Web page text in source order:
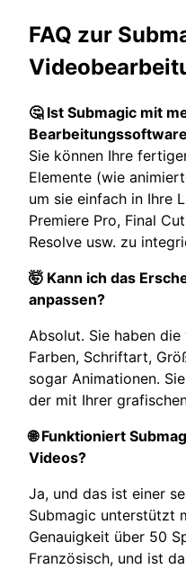
FAQ zur
🤔 Ist Submagic mit
Sie können Ihre
Elemente (wie
um sie einfach in Ihre
Premiere Pro, Final
Resolve usw. zu
🤯 Kann ich das
anpassen?
Absolut. Sie haben
Farben, Schriftart,
sogar Animationen.
der mit Ihrer
🌐 Funktioniert
Videos?
Ja, und das ist einer
Submagic unterstützt
Genauigkeit über 50
Französisch, und ist